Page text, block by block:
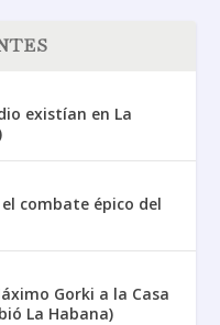
existían en La
combate épico del
Gorki a la Casa
La Habana)